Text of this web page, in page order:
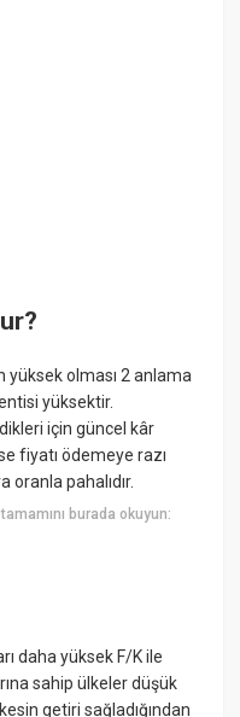
yüksek olması 2 anlama
yüksektir.
için güncel kâr
fiyatı ödemeye razı
oranla pahalıdır.
tamamını burada okuyun:
daha yüksek F/K ile
sahip ülkeler düşük
getiri sağladığından